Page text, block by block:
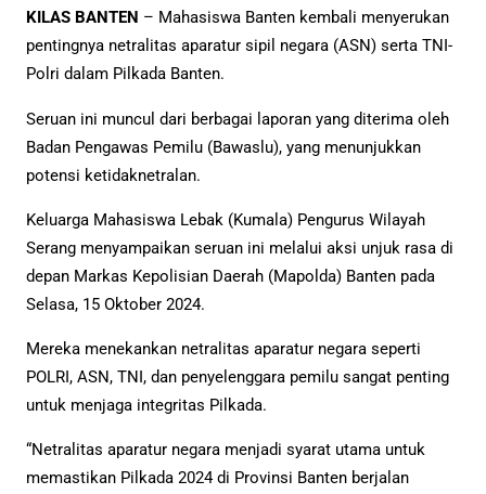
KILAS BANTEN – Mahasiswa Banten kembali menyerukan
pentingnya netralitas aparatur sipil negara (ASN) serta TNI-
Polri dalam Pilkada Banten.
Seruan ini muncul dari berbagai laporan yang diterima oleh
Badan Pengawas Pemilu (Bawaslu), yang menunjukkan
potensi ketidaknetralan.
Keluarga Mahasiswa Lebak (Kumala) Pengurus Wilayah
Serang menyampaikan seruan ini melalui aksi unjuk rasa di
depan Markas Kepolisian Daerah (Mapolda) Banten pada
Selasa, 15 Oktober 2024.
Mereka menekankan netralitas aparatur negara seperti
POLRI, ASN, TNI, dan penyelenggara pemilu sangat penting
untuk menjaga integritas Pilkada.
“Netralitas aparatur negara menjadi syarat utama untuk
memastikan Pilkada 2024 di Provinsi Banten berjalan